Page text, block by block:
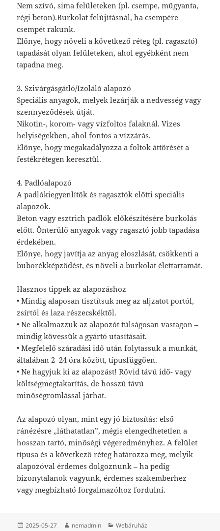
Nem szívó, sima felületeken (pl. csempe, műgyanta,
régi beton).Burkolat felújításnál, ha csempére
csempét rakunk.
Előnye, hogy növeli a következő réteg (pl. ragasztó)
tapadását olyan felületeken, ahol egyébként nem
tapadna meg.
3. Szivárgásgátló/Izoláló alapozó
Speciális anyagok, melyek lezárják a nedvesség vagy
szennyeződések útját.
Nikotin-, korom- vagy vízfoltos falaknál. Vizes
helyiségekben, ahol fontos a vízzárás.
Előnye, hogy megakadályozza a foltok áttörését a
festékrétegen keresztül.
4. Padlóalapozó
A padlókiegyenlítők és ragasztók előtti speciális
alapozók.
Beton vagy esztrich padlók előkészítésére burkolás
előtt. Önterülő anyagok vagy ragasztó jobb tapadása
érdekében.
Előnye, hogy javítja az anyag eloszlását, csökkenti a
buborékképződést, és növeli a burkolat élettartamát.
Hasznos tippek az alapozáshoz
• Mindig alaposan tisztítsuk meg az aljzatot portól,
zsírtól és laza részecskéktől.
• Ne alkalmazzuk az alapozót túlságosan vastagon –
mindig kövessük a gyártó utasításait.
• Megfelelő száradási idő után folytassuk a munkát,
általában 2–24 óra között, típusfüggően.
• Ne hagyjuk ki az alapozást! Rövid távú idő- vagy
költségmegtakarítás, de hosszú távú
minőségromlással járhat.
Azalapozó olyan, mint egy jó biztosítás: első
ránézésre „láthatatlan”, mégis elengedhetetlen a
hosszan tartó, minőségi végeredményhez. A felület
típusa és a következő réteg határozza meg, melyik
alapozóval érdemes dolgoznunk – ha pedig
bizonytalanok vagyunk, érdemes szakemberhez
vagy megbízható forgalmazóhoz fordulni.
Közzétéve
2025-05-27 Szerző
nemadmin Kategória
Webáruház